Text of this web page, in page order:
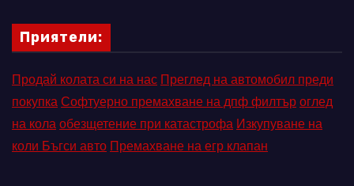
Приятели:
Продай колата си на нас Преглед на автомобил преди
покупкаСофтуерно премахване на дпф филтъроглед
на колаобезщетение при катастрофа Изкупуване на
коли Бъгси авто Премахване на егр клапан